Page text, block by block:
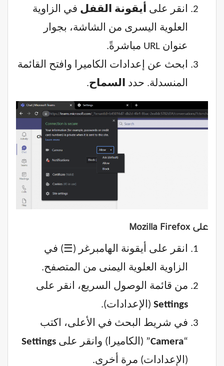
انقر على
أيقونة القفل في الزاوية
العلوية اليسرى من الشاشة، بجوار
عنوان URL مباشرةً.
ابحث عن إعدادات الكاميرا وافتح القائمة
المنسدلة. حدد
السماح.
على Mozilla Firefox
انقر على أيقونة الهامبرغر (☰) في
الزاوية العلوية اليمنى من المتصفح.
من قائمة الوصول السريع، انقر على
Settings (الإعدادات).
في شريط البحث في الأعلى، اكتب
“
Camera” (الكاميرا) وانقر على Settings
(الإعدادات) مرة أخرى.